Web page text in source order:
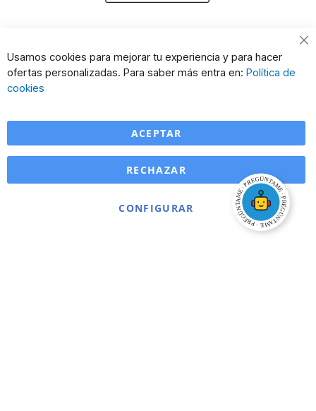
Usamos cookies para mejorar tu experiencia y para hacer
ofertas personalizadas. Para saber más entra en: Política de
cookies
ACEPTAR
CONFIGURAR
RECHAZAR